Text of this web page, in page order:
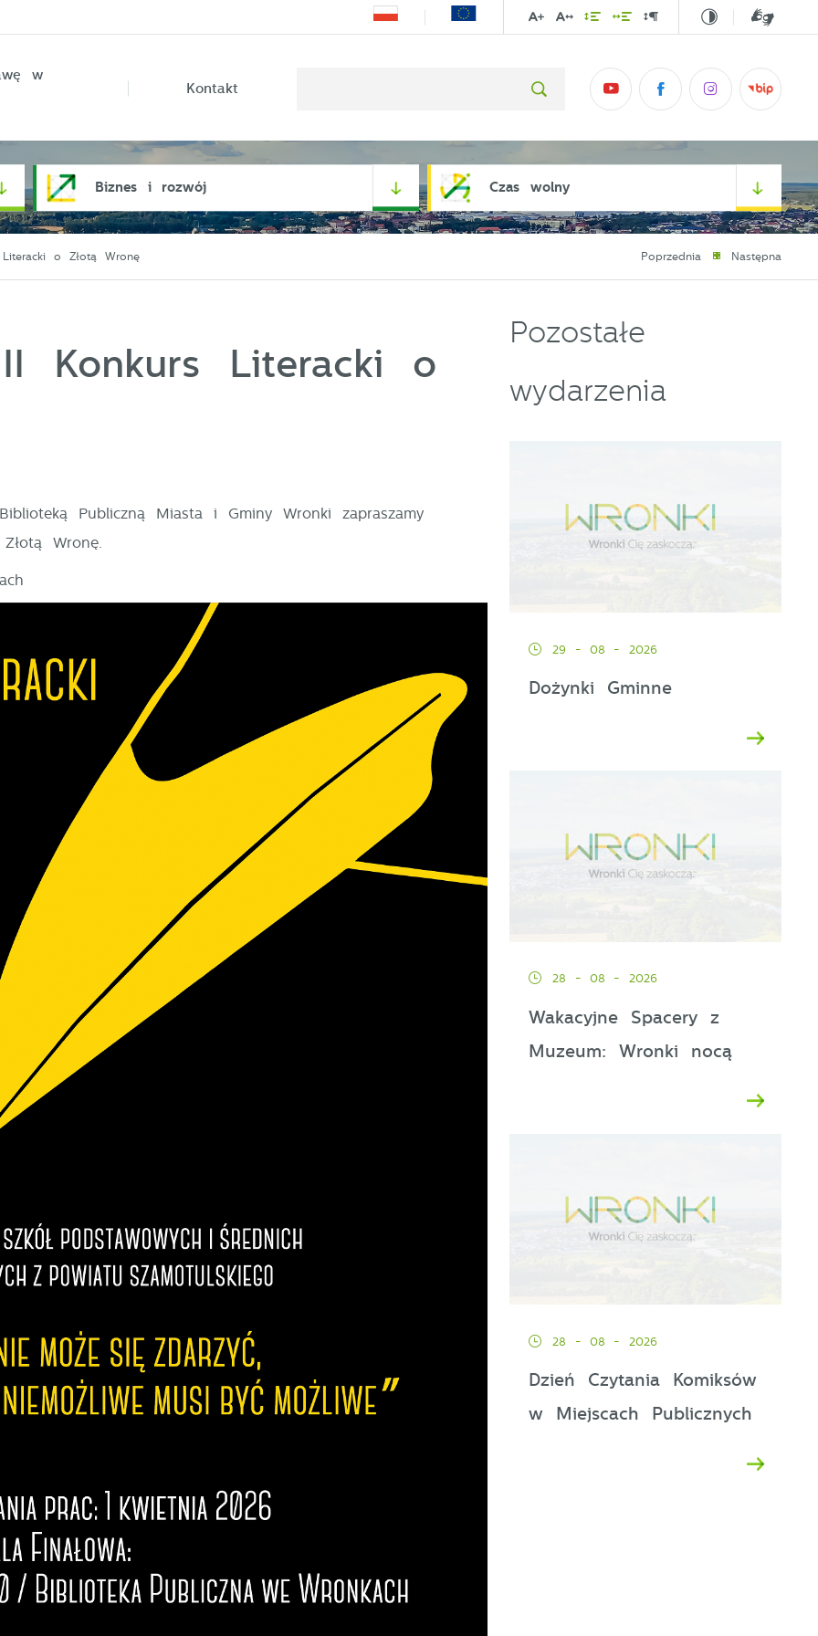
w
Kontakt
Biznes i rozwój Czas wolny
o Złotą Wronę Poprzednia Następna
Konkurs Literacki o
Publiczną Miasta i Gminy Wronki zapraszamy
Wronę.
Pozostałe
wydarzenia
29 - 08 - 2026
Dożynki Gminne
28 - 08 - 2026
Wakacyjne Spacery z
Muzeum: Wronki nocą
28 - 08 - 2026
Dzień Czytania Komiksów
w Miejscach Publicznych
Twoją prywatność. Możesz zmienić ustawienia cookies lub
je wszystkie. W dowolnym momencie możesz dokonać
pliki cookies służą do prawidłowego funkcjonowania strony
i umożliwiają Ci komfortowe korzystanie z oferowanych przez
formularzy. Dzięki plikom cookies strona, z której korzystasz,
działać bez zakłóceń.
i personalizacyjne
typu pliki cookies umożliwiają stronie internetowej zapamiętanie
przez Ciebie ustawień oraz personalizację określonych
czy prezentowanych treści.
Zezwól na wszystkie